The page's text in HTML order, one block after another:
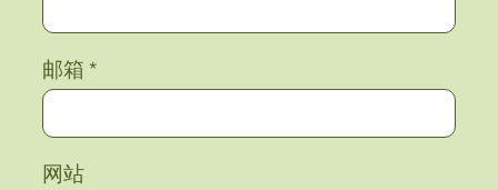
邮箱*
网站